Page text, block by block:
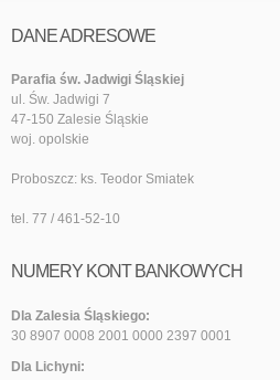
DANE ADRESOWE
Parafia św. Jadwigi Śląskiej
ul. Św. Jadwigi 7
47-150 Zalesie Śląskie
woj. opolskie
Proboszcz: ks. Teodor Smiatek
tel. 77 / 461-52-10
NUMERY KONT BANKOWYCH
Dla Zalesia Śląskiego:
30 8907 0008 2001 0000 2397 0001
Dla Lichyni: